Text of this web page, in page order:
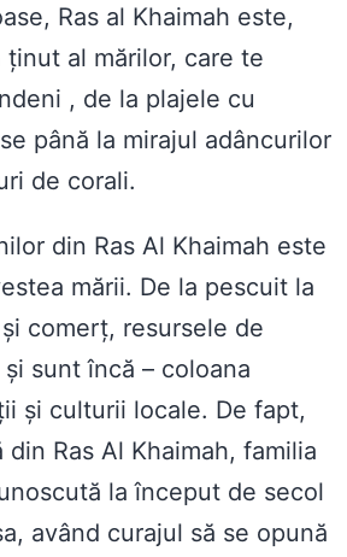
Ras al Khaimah este,
al mărilor, care te
, de la plajele cu
până la mirajul adâncurilor
de corali.
din Ras Al Khaimah este
mării. De la pescuit la
comerț, resursele de
sunt încă – coloana
și culturii locale. De fapt,
Ras Al Khaimah, familia
la început de secol
având curajul să se opună